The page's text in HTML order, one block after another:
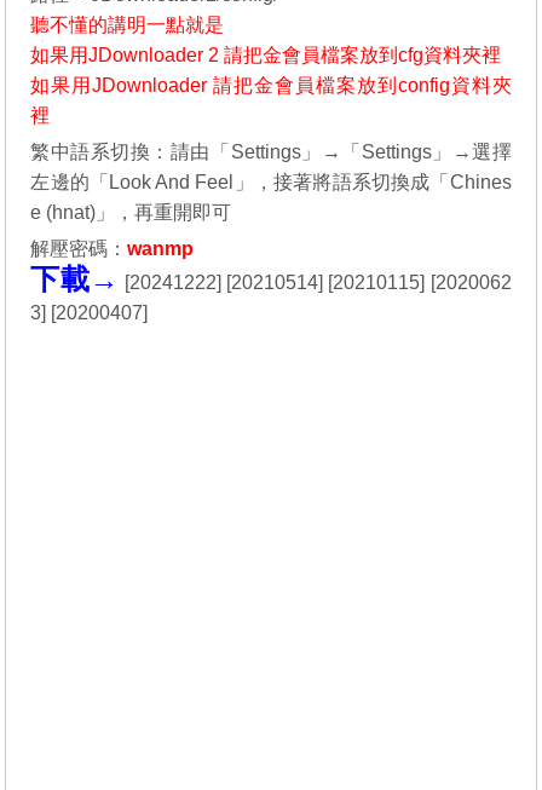
聽不懂的講明一點就是
如果用JDownloader 2 請把金會員檔案放到cfg資料夾裡
如果用JDownloader 請把金會員檔案放到config資料夾
裡
繁中語系切換：請由「Settings」→「Settings」→選擇
左邊的「Look And Feel」，接著將語系切換成「Chines
e (hnat)」，再重開即可
解壓密碼：wanmp
下載→ [20241222] [20210514] [20210115] [2020062
3] [20200407]